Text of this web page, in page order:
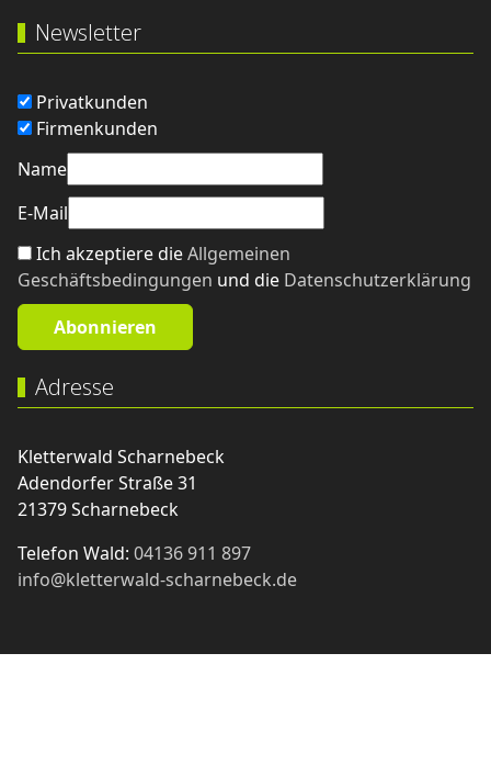
Newsletter
Privatkunden
Firmenkunden
Name
E-Mail
Ich akzeptiere dieAllgemeinen
Geschäftsbedingungen und die Datenschutzerklärung
Adresse
Kletterwald Scharnebeck
Adendorfer Straße 31
21379 Scharnebeck
Telefon Wald:04136 911 897
info@kletterwald-scharnebeck.de